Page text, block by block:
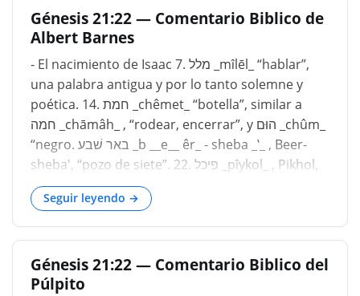
para todos los lectores sin prejuicios. Génesis
15:1....
Génesis 21:22 — Comentario Biblico de
Albert Barnes
- El nacimiento de Isaac 7. מלל _mı̂lēl_ “hablar”,
una palabra antigua y por lo tanto solemne y
poética. 14. חמת _chêmet_ “botella”, similar a
חמה _chāmâh_ , “rodear, encerrar”, y הוּם _chûm_
“negro. באר שׁבע _b __e__ êr_ - sheba _‛_ , Beer-
sheba', “pozo de siete”. 22. פיכל _pı̂ykol_ , Pikhol,
“boca o portavoz de todos”. 23. נין _nı̂yn_
“descendencia, pariente”; relacionado: “br
Seguir leyendo →
Génesis 21:22 — Comentario Biblico del
Púlpito